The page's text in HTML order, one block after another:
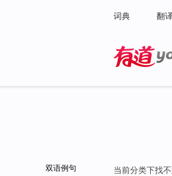
词典 翻
双语例句 当前分类下找